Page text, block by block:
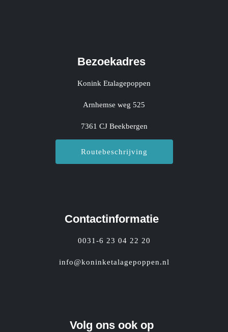
Bezoekadres
Konink Etalagepoppen
Arnhemse weg 525
7361 CJ Beekbergen
Routebeschrijving
Contactinformatie
0031-6 23 04 22 20
info@koninketalagepoppen.nl
Volg ons ook op